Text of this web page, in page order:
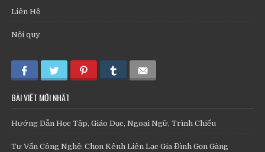
Liên Hệ
Nội quy
BÀI VIẾT MỚI NHẤT
Hướng Dẫn Học Tập, Giáo Dục, Ngoại Ngữ, Trình Chiếu
Tư Vấn Công Nghệ: Chọn Kênh Liên Lạc Gia Đình Gọn Gàng